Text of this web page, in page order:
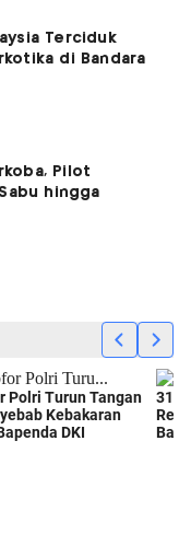
Terciduk
di Bandara
Pilot
hingga